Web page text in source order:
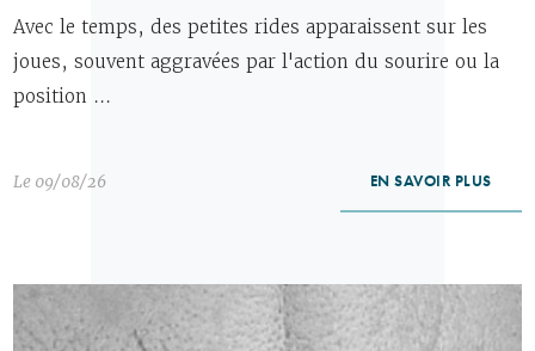
Avec le temps, des petites rides apparaissent sur les
joues, souvent aggravées par l'action du sourire ou la
position ...
Le 09/08/26 EN SAVOIR PLUS